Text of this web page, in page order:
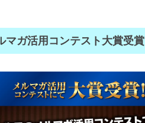
マガ活用コンテスト大賞受賞